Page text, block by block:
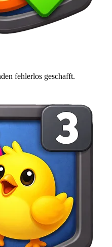
fehlerlos geschafft.